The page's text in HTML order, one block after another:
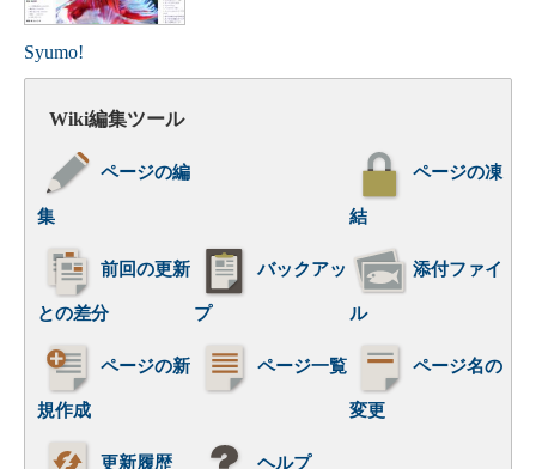
Syumo!
Wiki編集ツール
ページの編
集
ページの凍
結
前回の更新
との差分
バックアッ
プ
添付ファイ
ル
ページの新
規作成
ページ一覧 ページ名の
変更
更新履歴 ヘルプ